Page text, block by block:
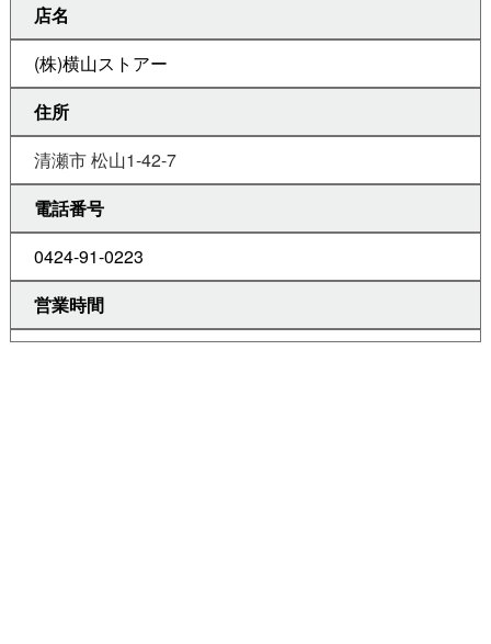
店名
(株)横山ストアー
住所
清瀬市 松山1-42-7
電話番号
0424-91-0223
営業時間